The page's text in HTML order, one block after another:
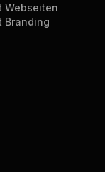
Webseiten
Branding